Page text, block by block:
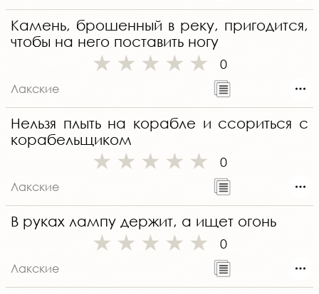
Камень, брошенный в реку, пригодится,
чтобы на него поставить ногу
0
Лакские
Нельзя плыть на корабле и ссориться с
корабельщиком
0
Лакские
В руках лампу держит, а ищет огонь
0
Лакские